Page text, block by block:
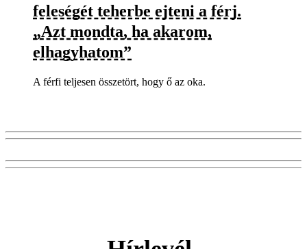
feleségét teherbe ejteni a férj.
„Azt mondta, ha akarom,
elhagyhatom”
A férfi teljesen összetört, hogy ő az oka.